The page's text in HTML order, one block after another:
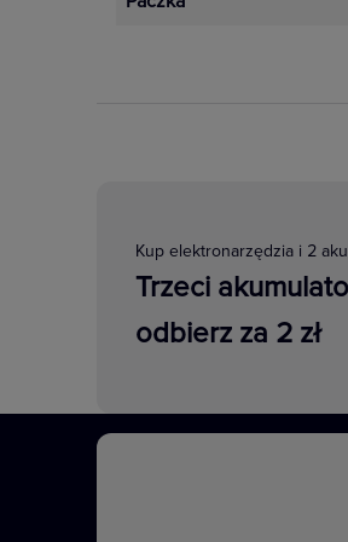
Kup elektronarzędzia i 2
Trzeci
odbierz za 2 zł